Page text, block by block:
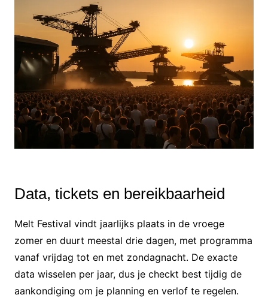
Data, tickets en bereikbaarheid
Melt Festival vindt jaarlijks plaats in de vroege
zomer en duurt meestal drie dagen, met programma
vanaf vrijdag tot en met zondagnacht. De exacte
data wisselen per jaar, dus je checkt best tijdig de
aankondiging om je planning en verlof te regelen.